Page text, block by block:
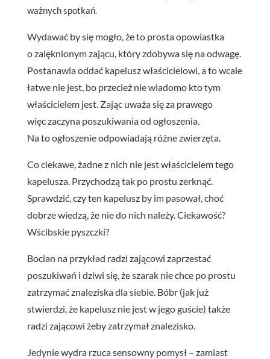
ważnych spotkań.
Wydawać by się mogło, że to prosta opowiastka
o zalęknionym zającu, który zdobywa się na odwagę.
Postanawia oddać kapelusz właścicielowi, a to wcale
łatwe nie jest, bo przecież nie wiadomo kto tym
właścicielem jest. Zając uważa się za prawego
więc zaczyna poszukiwania od ogłoszenia.
Na to ogłoszenie odpowiadają różne zwierzęta.
Co ciekawe, żadne z nich nie jest właścicielem tego
kapelusza. Przychodzą tak po prostu zerknąć.
Sprawdzić, czy ten kapelusz by im pasował, choć
dobrze wiedzą, że nie do nich należy. Ciekawość?
Wścibskie pyszczki?
Bocian na przykład radzi zającowi zaprzestać
poszukiwań i dziwi się, że szarak nie chce po prostu
zatrzymać znaleziska dla siebie. Bóbr (jak już
stwierdzi, że kapelusz nie jest w jego guście) także
radzi zającowi żeby zatrzymał znalezisko.
Jedynie wydra rzuca sensowny pomysł – zamiast